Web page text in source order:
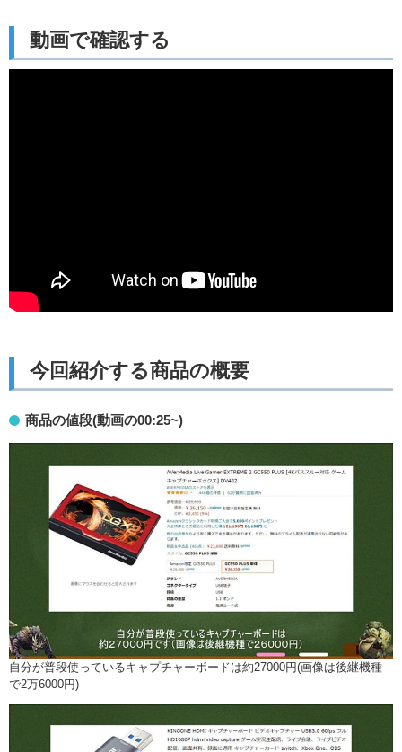
動画で確認する
今回紹介する商品の概要
商品の値段(動画の00:25~)
自分が普段使っているキャプチャーボードは約27000円(画像は後継機種
で2万6000円)